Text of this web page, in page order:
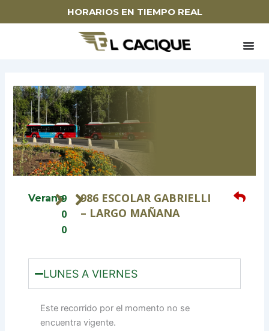
al
HORARIOS EN TIEMPO REAL
Verano
9
0
0
986 ESCOLAR GABRIELLI
– LARGO MAÑANA
LUNES A VIERNES
Este recorrido por el momento no se
encuentra vigente.